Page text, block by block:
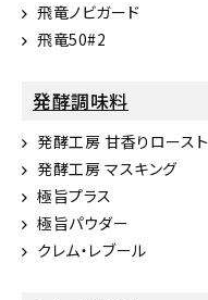
飛竜ノビガード
飛竜50#2
発酵調味料
発酵工房 甘香りロースト
発酵工房 マスキング
極旨プラス
極旨パウダー
クレム・レブール